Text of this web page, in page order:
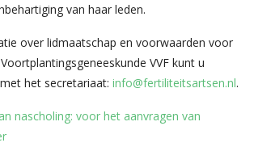
van haar leden.
over lidmaatschap en voorwaarden voor
VVF kunt u
het secretariaat: info@fertiliteitsartsen.nl.
nascholing: voor het aanvragen van